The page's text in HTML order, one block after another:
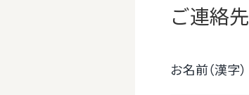
ご連絡先
お名前（漢字）